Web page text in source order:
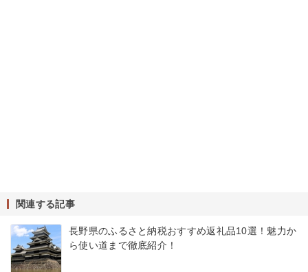
関連する記事
長野県のふるさと納税おすすめ返礼品10選！魅力か
ら使い道まで徹底紹介！